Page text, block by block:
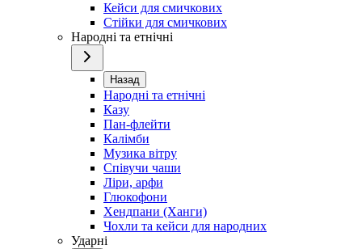
Кейси для смичкових
Стійки для смичкових
Народні та етнічні
Назад
Народні та етнічні
Казу
Пан-флейти
Калімби
Музика вітру
Співучи чаши
Ліри, арфи
Глюкофони
Хендпани (Ханги)
Чохли та кейси для народних
Ударні